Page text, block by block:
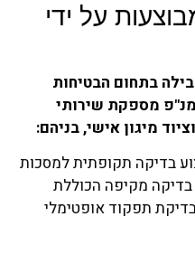
על ידי
בתחום הבטיחות
מספקת שירותי
מיגון אישי, בניהם:
בדיקה תקופתית למסכות
בדיקה מקיפה הכוללת
תפקוד אופטימלי